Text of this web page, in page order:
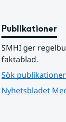
Publikationer
SMHI ger
faktablad.
Sök publikationer
Nyhetsbladet